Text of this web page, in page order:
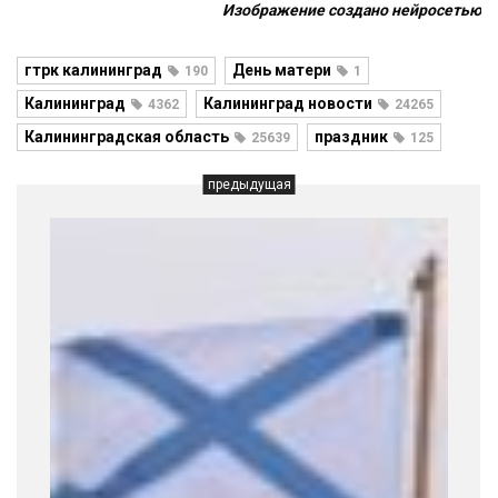
Изображение создано нейросетью
гтрк калининград 190 День матери 1
Калининград 4362 Калининград новости 24265
Калининградская область 25639 праздник 125
предыдущая